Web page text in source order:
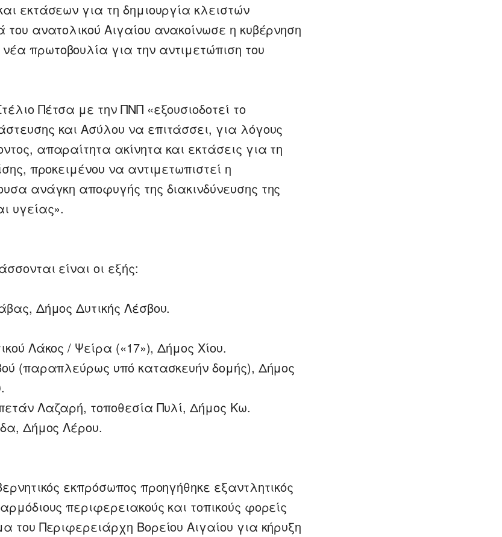
εκτάσεων για τη δημιουργία κλειστών
του ανατολικού Αιγαίου ανακοίνωσε η κυβέρνηση
πρωτοβουλία για την αντιμετώπιση του
Πέτσα με την ΠΝΠ «εξουσιοδοτεί το
και Ασύλου να επιτάσσει, για λόγους
απαραίτητα ακίνητα και εκτάσεις για τη
προκειμένου να αντιμετωπιστεί η
ανάγκη αποφυγής της διακινδύνευσης της
υγείας».
είναι οι εξής:
Δήμος Δυτικής Λέσβου.
Λάκος / Ψείρα («17»), Δήμος Χίου.
(παραπλεύρως υπό κατασκευήν δομής), Δήμος
Λαζαρή, τοποθεσία Πυλί, Δήμος Κω.
Δήμος Λέρου.
εκπρόσωπος προηγήθηκε εξαντλητικός
περιφερειακούς και τοπικούς φορείς
του Περιφερειάρχη Βορείου Αιγαίου για κήρυξη